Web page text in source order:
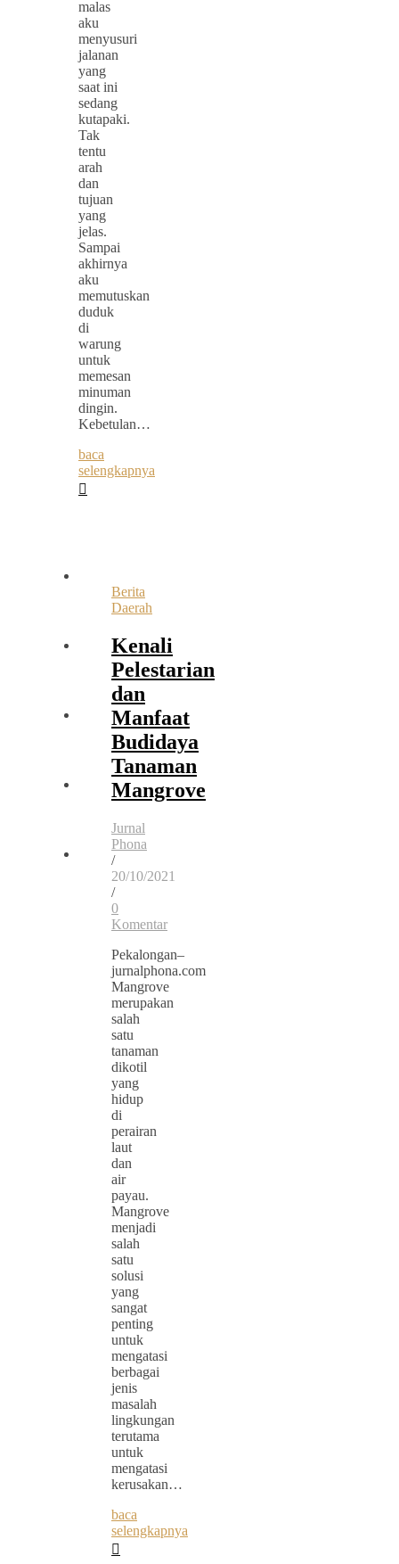
malas
aku
menyusuri
jalanan
yang
saat ini
sedang
kutapaki.
Tak
tentu
arah
dan
tujuan
yang
jelas.
Sampai
akhirnya
aku
memutuskan
duduk
di
warung
untuk
memesan
minuman
dingin.
Kebetulan…
baca
selengkapnya
Berita
Daerah
Kenali
Pelestarian
dan
Manfaat
Budidaya
Tanaman
Mangrove
Jurnal
Phona
/
20/10/2021
/
0
Komentar
Pekalongan–
jurnalphona.com
Mangrove
merupakan
salah
satu
tanaman
dikotil
yang
hidup
di
perairan
laut
dan
air
payau.
Mangrove
menjadi
salah
satu
solusi
yang
sangat
penting
untuk
mengatasi
berbagai
jenis
masalah
lingkungan
terutama
untuk
mengatasi
kerusakan…
baca
selengkapnya